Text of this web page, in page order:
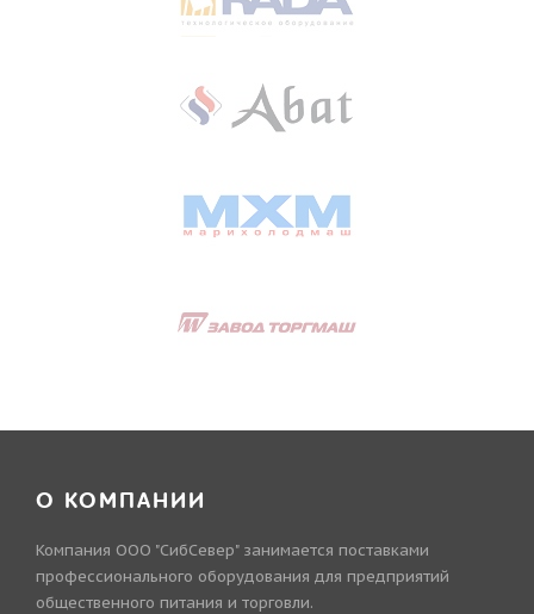
О КОМПАНИИ
Компания ООО "СибСевер" занимается поставками
профессионального оборудования для предприятий
общественного питания и торговли.